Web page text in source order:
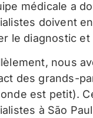
médicale a
doivent
le diagnostic
nous
des grands-
est petit).
à São